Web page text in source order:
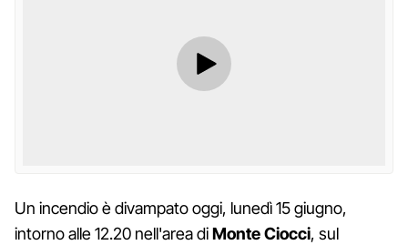
Un incendio è divampato oggi, lunedì 15 giugno,
intorno alle 12.20 nell'area diMonte Ciocci, sul